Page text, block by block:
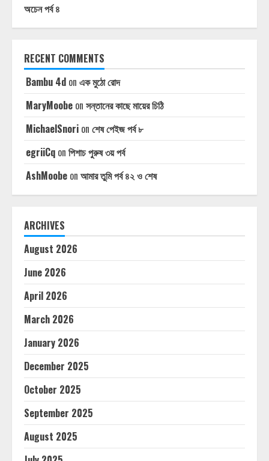
অচেন পর্ব ৪
RECENT COMMENTS
Bambu 4d on এক মুঠো রোদ
MaryMoobe on সন্তানের কাছে মায়ের চিঠি
MichaelSnori on শেষ পেইজ পর্ব ৮
egriiCq on পিশাচ পুরুষ ৩য় পর্ব
AshMoobe on আমার তুমি পর্ব ৪২ ও শেষ
ARCHIVES
August 2026
June 2026
April 2026
March 2026
January 2026
December 2025
October 2025
September 2025
August 2025